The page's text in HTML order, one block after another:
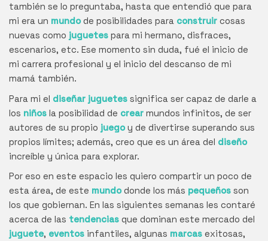
también se lo preguntaba, hasta que entendió que para
mi era un mundode posibilidades para construir cosas
nuevas como juguetes para mi hermano, disfraces,
escenarios, etc. Ese momento sin duda, fué el inicio de
mi carrera profesional y el inicio del descanso de mi
mamá también.
Para mi el diseñar juguetes significa ser capaz de darle a
los niños la posibilidad de crear mundos infinitos, de ser
autores de su propio juegoy de divertirse superando sus
propios límites; además, creo que es un área del diseño
increíble y única para explorar.
Por eso en este espacio les quiero compartir un poco de
esta área, de este mundodonde los más pequeños son
los que gobiernan. En las siguientes semanas les contaré
acerca de las tendencias que dominan este mercado del
juguete, eventos infantiles, algunas marcas exitosas,